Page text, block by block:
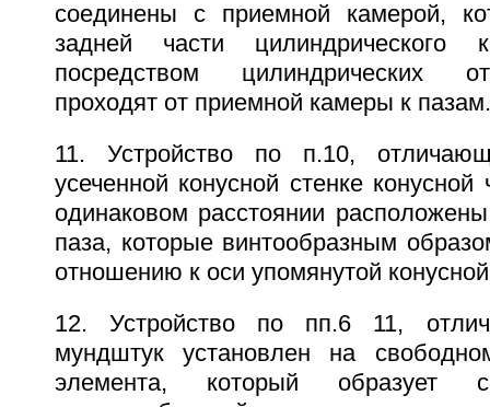
соединены с приемной камерой,
задней части цилиндрического
посредством цилиндрических
проходят от приемной камеры к пазам.
11. Устройство по п.10,
усеченной конусной стенке конусной
одинаковом расстоянии
паза, которые винтообразным
отношению к оси упомянутой
12. Устройство по пп.6 11,
мундштук установлен на
элемента, который образует